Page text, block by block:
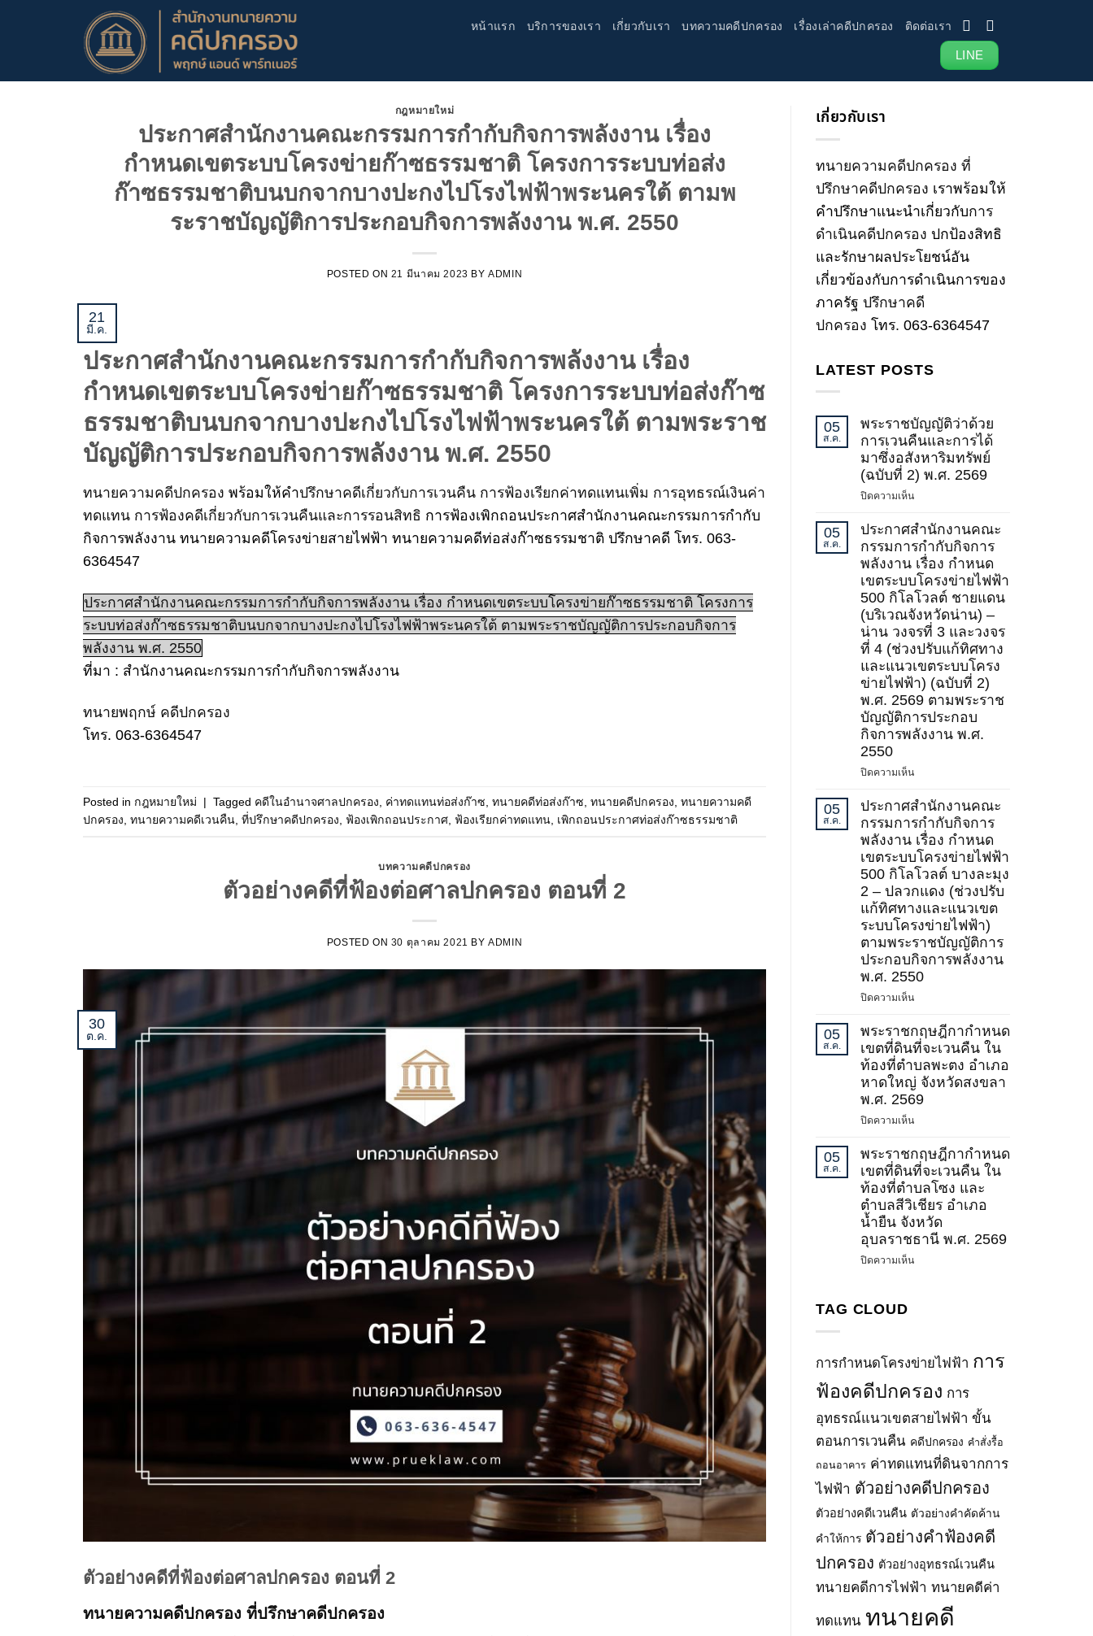
เนื้อหา
หน้าแรก บริการของเรา เกี่ยวกับเรา บทความคดีปกครอง เรื่องเล่าคดีปกครอง ติดต่อเรา
LINE
กฎหมายใหม่
ประกาศสำนักงานคณะกรรมการกำกับกิจการพลังงาน เรื่อง
กำหนดเขตระบบโครงข่ายก๊าซธรรมชาติ โครงการระบบท่อส่ง
ก๊าซธรรมชาติบนบกจากบางปะกงไปโรงไฟฟ้าพระนครใต้ ตามพ
ระราชบัญญัติการประกอบกิจการพลังงาน พ.ศ. 2550
POSTED ON 21 มีนาคม 2023 BYADMIN
21
มี.ค.
ประกาศสำนักงานคณะกรรมการกำกับกิจการพลังงาน เรื่อง
กำหนดเขตระบบโครงข่ายก๊าซธรรมชาติ โครงการระบบท่อส่งก๊าซ
ธรรมชาติบนบกจากบางปะกงไปโรงไฟฟ้าพระนครใต้ ตามพระราช
บัญญัติการประกอบกิจการพลังงาน พ.ศ. 2550
ทนายความคดีปกครอง พร้อมให้คำปรึกษาคดีเกี่ยวกับการเวนคืน การฟ้องเรียกค่าทดแทนเพิ่ม การอุทธรณ์เงินค่า
ทดแทน การฟ้องคดีเกี่ยวกับการเวนคืนและการรอนสิทธิ การฟ้องเพิกถอนประกาศสำนักงานคณะกรรมการกำกับ
กิจการพลังงาน ทนายความคดีโครงข่ายสายไฟฟ้า ทนายความคดีท่อส่งก๊าซธรรมชาติ ปรึกษาคดี โทร. 063-
6364547
ประกาศสำนักงานคณะกรรมการกำกับกิจการพลังงาน เรื่อง กำหนดเขตระบบโครงข่ายก๊าซธรรมชาติ โครงการ
ระบบท่อส่งก๊าซธรรมชาติบนบกจากบางปะกงไปโรงไฟฟ้าพระนครใต้ ตามพระราชบัญญัติการประกอบกิจการ
พลังงาน พ.ศ. 2550
ที่มา : สำนักงานคณะกรรมการกำกับกิจการพลังงาน
ทนายพฤกษ์ คดีปกครอง
โทร. 063-6364547
Posted in กฎหมายใหม่ | Tagged คดีในอำนาจศาลปกครอง ค่าทดแทนท่อส่งก๊าซ ทนายคดีท่อส่งก๊าซ ทนายคดีปกครอง ทนายความคดี
ปกครอง ทนายความคดีเวนคืน ที่ปรึกษาคดีปกครอง ฟ้องเพิกถอนประกาศ ฟ้องเรียกค่าทดแทน เพิกถอนประกาศท่อส่งก๊าซธรรมชาติ
บทความคดีปกครอง
ตัวอย่างคดีที่ฟ้องต่อศาลปกครอง ตอนที่ 2
POSTED ON 30 ตุลาคม 2021 BYADMIN
30
ต.ค.
ตัวอย่างคดีที่ฟ้องต่อศาลปกครอง ตอนที่ 2
ทนายความคดีปกครอง ที่ปรึกษาคดีปกครอง
เกี่ยวกับเรา
ทนายความคดีปกครอง ที่
ปรึกษาคดีปกครอง เราพร้อมให้
คำปรึกษาแนะนำเกี่ยวกับการ
ดำเนินคดีปกครอง ปกป้องสิทธิ
และรักษาผลประโยชน์อัน
เกี่ยวข้องกับการดำเนินการของ
ภาครัฐ ปรึกษาคดี
ปกครอง โทร. 063-6364547
LATEST POSTS
05
ส.ค.
พระราชบัญญัติว่าด้วย
การเวนคืนและการได้
มาซึ่งอสังหาริมทรัพย์
(ฉบับที่ 2) พ.ศ. 2569
ปิดความเห็นบน
ราช
บัญญัติ
ว่า
ด้วย
การ
เวนคืน
และ
การ
ได้
มา
ซึ่ง
อสังหาริมทรัพย์
(ฉบับ
ที่
2)
2569
05
ส.ค.
ประกาศสำนักงานคณะ
กรรมการกำกับกิจการ
พลังงาน เรื่อง กำหนด
เขตระบบโครงข่ายไฟฟ้า
500 กิโลโวลต์ ชายแดน
(บริเวณจังหวัดน่าน) –
น่าน วงจรที่ 3 และวงจร
ที่ 4 (ช่วงปรับแก้ทิศทาง
และแนวเขตระบบโครง
ข่ายไฟฟ้า) (ฉบับที่ 2)
พ.ศ. 2569 ตามพระราช
บัญญัติการประกอบ
กิจการพลังงาน พ.ศ.
2550
ปิดความเห็นบน
สำนักงาน
คณะ
กรรมการ
กำกับ
กิจการ
พลังงาน
เรื่อง
กำหนด
เขต
ระบบ
โครง
ข่าย
500
โวลต์
ชายแดน
(บริเวณ
จังหวัด
น่าน)
น่าน
ที่
3
และ
วงจร
ที่
4
ปรับ
ระบบ
ข่าย
(ฉบับ
ที่
พ.ศ.
2569
ตามพ
ระ
ราช
บัญญัติ
การ
ประกอบ
กิจการ
พลังงาน
พ.ศ.
05
ส.ค.
ประกาศสำนักงานคณะ
กรรมการกำกับกิจการ
พลังงาน เรื่อง กำหนด
เขตระบบโครงข่ายไฟฟ้า
500 กิโลโวลต์ บางละมุง
2 – ปลวกแดง (ช่วงปรับ
แก้ทิศทางและแนวเขต
ระบบโครงข่ายไฟฟ้า)
ตามพระราชบัญญัติการ
ประกอบกิจการพลังงาน
พ.ศ. 2550
ปิดความเห็นบน
สำนักงาน
คณะ
กำกับ
กิจการ
พลังงาน
เรื่อง
เขต
ระบบ
โครง
ข่าย
ไฟฟ้า
500
กิโล
โวลต์
แก้
และ
แนว
ระบบ
โครง
ไฟฟ้า)
ตามพ
ราช
การ
ประกอบ
พลังงาน
05
ส.ค.
พระราชกฤษฎีกากำหนด
เขตที่ดินที่จะเวนคืน ใน
ท้องที่ตำบลพะตง อำเภอ
หาดใหญ่ จังหวัดสงขลา
พ.ศ. 2569
ปิดความเห็นบน
ราช
กฤษฎีกา
กำหนด
เขต
ที่ดิน
ที่
จะ
หาดใหญ่
สงขลา
พ.ศ.
05
ส.ค.
พระราชกฤษฎีกากำหนด
เขตที่ดินที่จะเวนคืน ใน
ท้องที่ตำบลโซง และ
ตำบลสีวิเชียร อำเภอ
น้ำยืน จังหวัด
อุบลราชธานี พ.ศ. 2569
ปิดความเห็นบน
ที่
เวนคืน
ใน
ที่
ตำบล
และ
ตำบล
วิเชียร
น้ำยืน
จังหวัด
พ.ศ.
TAG CLOUD
การกำหนดโครงข่ายไฟฟ้า การ
ฟ้องคดีปกครอง การ
อุทธรณ์แนวเขตสายไฟฟ้า ขั้น
ตอนการเวนคืน คดีปกครอง คำสั่งรื้อ
ถอนอาคาร ค่าทดแทนที่ดินจากการ
ไฟฟ้า ตัวอย่างคดีปกครอง
ตัวอย่างคดีเวนคืน ตัวอย่างคำคัดค้าน
คำให้การ ตัวอย่างคำฟ้องคดี
ปกครอง ตัวอย่างอุทธรณ์เวนคืน
ทนายคดีการไฟฟ้า ทนายคดีค่า
ทดแทน ทนายคดี